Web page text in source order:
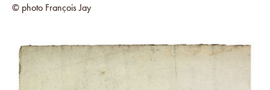
© photo François Jay